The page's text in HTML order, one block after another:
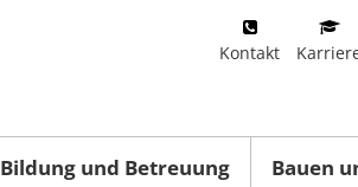
Kontakt
Bildung und Betreuung Bauen